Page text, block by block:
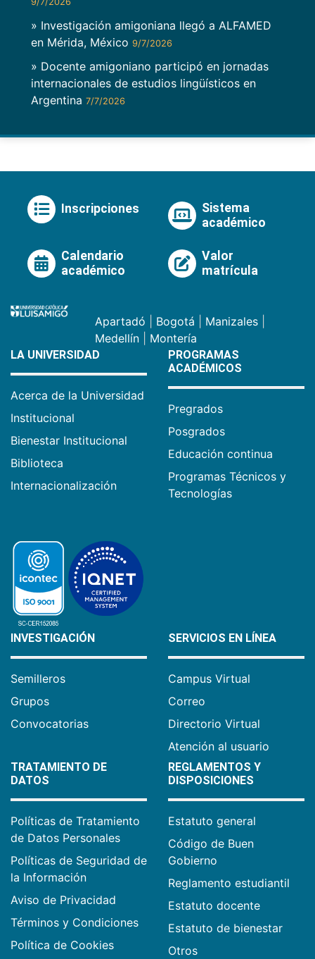
» Investigación amigoniana llegó a ALFAMED
en Mérida, México 9/7/2026
» Docente amigoniano participó en jornadas
internacionales de estudios lingüísticos en
Argentina 7/7/2026
Inscripciones
Sistema
académico
Calendario
académico
Valor
matrícula
Apartadó Bogotá Manizales
Medellín
Montería
LA UNIVERSIDAD
Acerca de la Universidad
Institucional
Bienestar Institucional
Biblioteca
Internacionalización
PROGRAMAS
ACADÉMICOS
Pregrados
Posgrados
Educación continua
Programas Técnicos y
Tecnologías
INVESTIGACIÓN
Semilleros
Grupos
Convocatorias
SERVICIOS EN LÍNEA
Campus Virtual
Correo
Directorio Virtual
Atención al usuario
TRATAMIENTO DE
DATOS
Políticas de Tratamiento
de Datos Personales
Políticas de Seguridad de
la Información
Aviso de Privacidad
Términos y Condiciones
Política de Cookies
REGLAMENTOS Y
DISPOSICIONES
Estatuto general
Código de Buen
Gobierno
Reglamento estudiantil
Estatuto docente
Estatuto de bienestar
Otros